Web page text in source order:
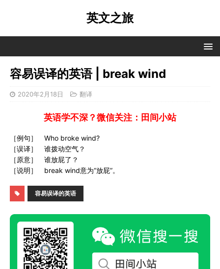
英文之旅
容易误译的英语 | break wind
2020年2月18日 翻译
英语学不深？微信关注：田间小站
［例句］ Who broke wind?
［误译］ 谁拨动空气？
［原意］ 谁放屁了？
［说明］ break wind意为“放屁”。
容易误译的英语